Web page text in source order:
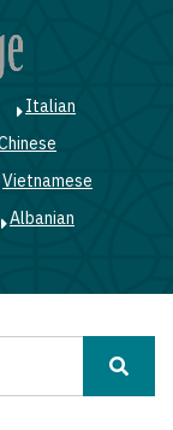
Italian
Vietnamese
Albanian